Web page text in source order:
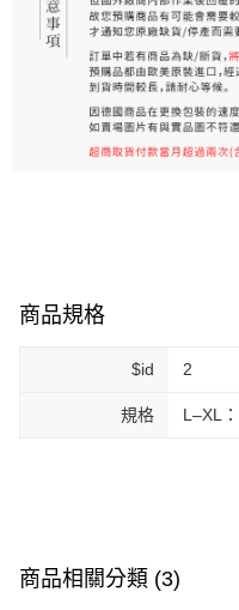
離島宅配（澎湖、金門、馬
每筆NT$250，滿NT$3,000(
付款後門市自取
商品規格
$id 2
規格 L–XL
商品相關分類 (3)